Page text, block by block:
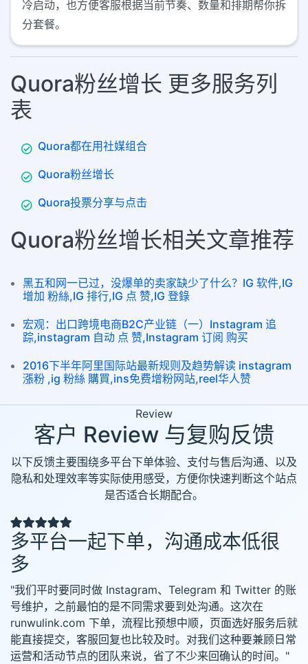
冷启动，也方便客服根据当前节奏、数量和排期帮你拆
分套餐。
Quora粉丝增长 更多服务列
表
Quora都在用社媒组合
Quora粉丝增长
Quora投票分享与点击
Quora粉丝增长相关文章推荐
黑五和网一已过，没爆单的卖家缺少了什么？IG 软件,IG
增加 粉絲,IG 排行,IG 点 赞,IG 登錄
宏观：出口跨境电商B2C产业链（一）Instagram 追
踪,instagram 自动 点 赞,Instagram 订阅 购买
2016下半年阿里国际站最新规则及趋势解读 instagram
漲粉 ,ig 粉絲 購買,ins免费增粉网站,reel华人赞
Review
客户 Review 与复购反馈
以下反馈主要围绕多平台下单体验、支付与售后沟通、以及
隐私和处理效率等实际使用感受，方便你快速判断这个站点
是否适合长期配合。
多平台一起下单，沟通成本低很
多
"我们平时要同时做 Instagram、Telegram 和 Twitter 的账
号维护，之前最怕的是不同需求要到处沟通。这次在
runwulink.com 下单，流程比预想中顺，页面选好服务后就
能直接提交，客服回复也比较及时。对我们这种要兼顾日常
运营和活动节点的团队来说，省了不少来回确认的时间。"